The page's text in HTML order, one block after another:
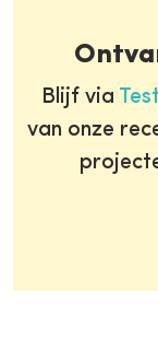
Blijf via
van onze